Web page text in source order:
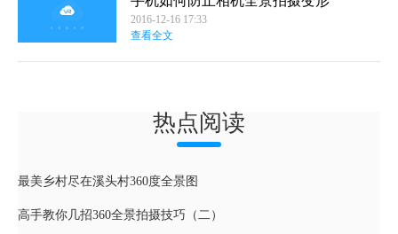
2016-12-16 17:33
查看全文
热点阅读
最美乡村尽在溪头村360度全景图
高手教你几招360全景拍摄技巧（二）